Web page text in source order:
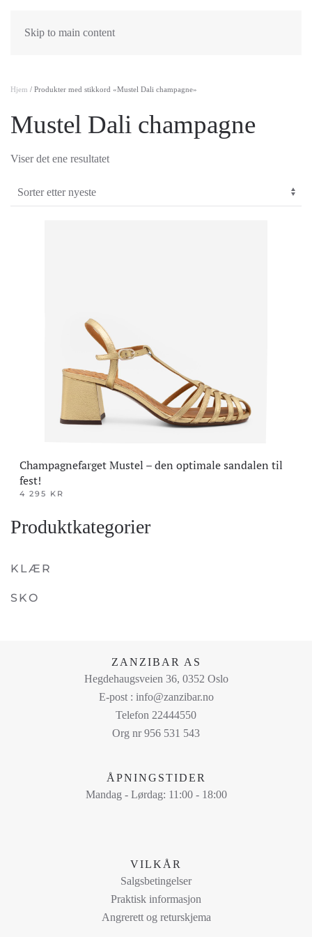
Skip to main content
Hjem / Produkter med stikkord «Mustel Dali champagne»
Mustel Dali champagne
Viser det ene resultatet
Champagnefarget Mustel – den optimale sandalen til
fest!
4 295 KR
produktet
flere
Alternativene
Produktkategorier
KLÆR
SKO
ZANZIBAR AS
Hegdehaugsveien 36, 0352 Oslo
E-post : info@zanzibar.no
Telefon 22444550
Org nr 956 531 543
ÅPNINGSTIDER
Mandag - Lørdag: 11:00 - 18:00
VILKÅR
Salgsbetingelser
Praktisk informasjon
Angrerett og returskjema